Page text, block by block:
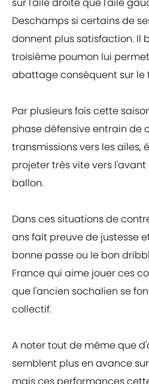
sur l'aile droite que l'aile
Deschamps si certains de
donnent plus satisfaction. Il
troisième poumon lui
abattage conséquent sur le
Par plusieurs fois cette
phase défensive entrain de
transmissions vers les
projeter très vite vers
ballon.
Dans ces situations de
ans fait preuve de justesse
bonne passe ou le bon
France qui aime jouer ces
que l'ancien sochalien se
collectif.
A noter tout de même que
semblent plus en avance